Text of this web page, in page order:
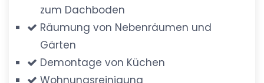
zum Dachboden
Räumung von Nebenräumen und
Gärten
Demontage von Küchen
Wohnungsreinigung